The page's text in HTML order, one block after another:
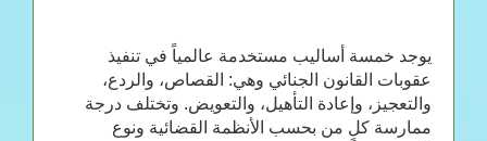
يوجد خمسة أساليب مستخدمة عالمياً في تنفيذ
عقوبات القانون الجنائي وهي: القصاص، والردع،
والتعجيز، وإعادة التأهيل، والتعويض. وتختلف درجة
ممارسة كلٍ من بحسب الأنظمة القضائية ونوع